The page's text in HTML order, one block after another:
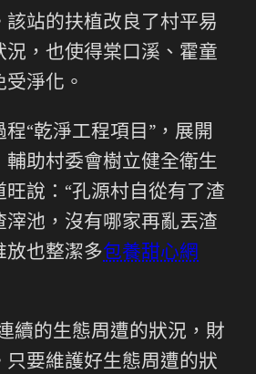
該站的扶植改良了村平易
況，也使得棠口溪、霍童
淨化。
“乾淨工程項目”，展開
輔助村委會樹立健全衛生
旺說：“孔源村自從有了渣
滓池，沒有哪家再亂丟渣
放也整潔多包養甜心網
續的生態周遭的狀況，財
只要維護好生態周遭的狀